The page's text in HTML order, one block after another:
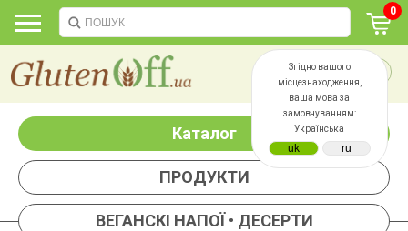
Згідно вашого
місцезнаходження,
ваша мова за
замовчуванням:
Українська
0
Каталог
ПРОДУКТИ
ВЕГАНСКІ НАПОЇ • ДЕСЕРТИ